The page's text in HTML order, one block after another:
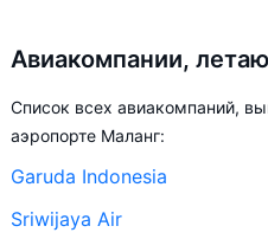
Авиакомпании,
Список всех авиакомпаний,
аэропорте Маланг:
Garuda Indonesia
Sriwijaya Air